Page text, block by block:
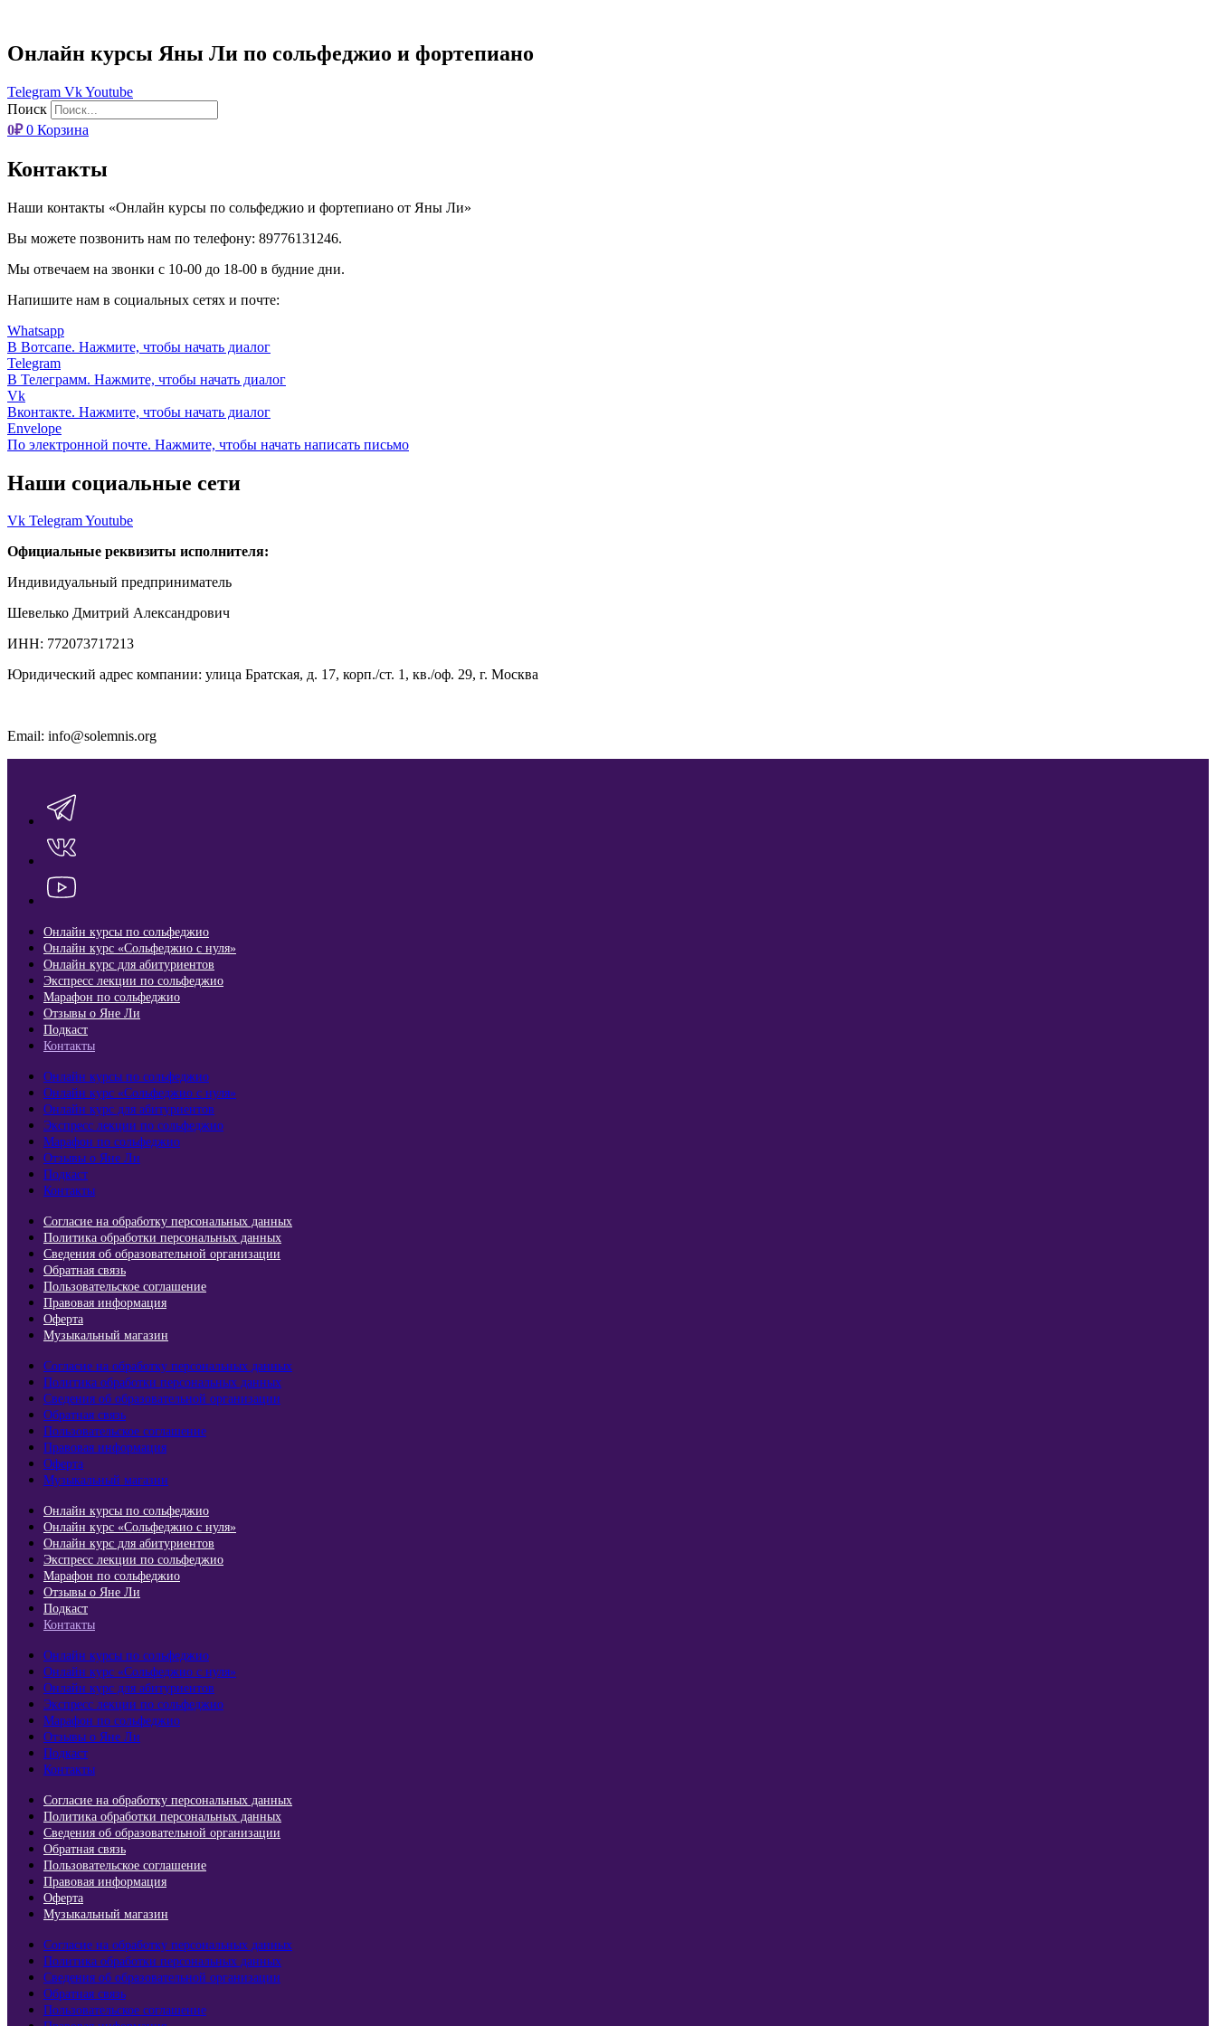
Онлайн курсы Яны Ли по сольфеджио и фортепиано
Telegram VkYoutube
Поиск
0₽ 0 Корзина
Контакты
Наши контакты «Онлайн курсы по сольфеджио и фортепиано от Яны Ли»
Вы можете позвонить нам по телефону: 89776131246.
Мы отвечаем на звонки с 10-00 до 18-00 в будние дни.
Напишите нам в социальных сетях и почте:
Whatsapp
В Вотсапе. Нажмите, чтобы начать диалог
Telegram
В Телеграмм. Нажмите, чтобы начать диалог
Vk
Вконтакте. Нажмите, чтобы начать диалог
Envelope
По электронной почте. Нажмите, чтобы начать написать письмо
Наши социальные сети
Vk TelegramYoutube
Официальные реквизиты исполнителя:
Индивидуальный предприниматель
Шевелько Дмитрий Александрович
ИНН: 772073717213
Юридический адрес компании: улица Братская, д. 17, корп./ст. 1, кв./оф. 29, г. Москва
Email: info@solemnis.org
Онлайн курсы по сольфеджио
Онлайн курс «Сольфеджио с нуля»
Онлайн курс для абитуриентов
Экспресс лекции по сольфеджио​
Марафон по сольфеджио
Отзывы о Яне Ли
Подкаст
Контакты
Онлайн курсы по сольфеджио
Онлайн курс «Сольфеджио с нуля»
Онлайн курс для абитуриентов
Экспресс лекции по сольфеджио​
Марафон по сольфеджио
Отзывы о Яне Ли
Подкаст
Контакты
Согласие на обработку персональных данных
Политика обработки персональных данных
Сведения об образовательной организации
Обратная связь
Пользовательское соглашение
Правовая информация
Оферта
Музыкальный магазин
Согласие на обработку персональных данных
Политика обработки персональных данных
Сведения об образовательной организации
Обратная связь
Пользовательское соглашение
Правовая информация
Оферта
Музыкальный магазин
Онлайн курсы по сольфеджио
Онлайн курс «Сольфеджио с нуля»
Онлайн курс для абитуриентов
Экспресс лекции по сольфеджио​
Марафон по сольфеджио
Отзывы о Яне Ли
Подкаст
Контакты
Онлайн курсы по сольфеджио
Онлайн курс «Сольфеджио с нуля»
Онлайн курс для абитуриентов
Экспресс лекции по сольфеджио​
Марафон по сольфеджио
Отзывы о Яне Ли
Подкаст
Контакты
Согласие на обработку персональных данных
Политика обработки персональных данных
Сведения об образовательной организации
Обратная связь
Пользовательское соглашение
Правовая информация
Оферта
Музыкальный магазин
Согласие на обработку персональных данных
Политика обработки персональных данных
Сведения об образовательной организации
Обратная связь
Пользовательское соглашение